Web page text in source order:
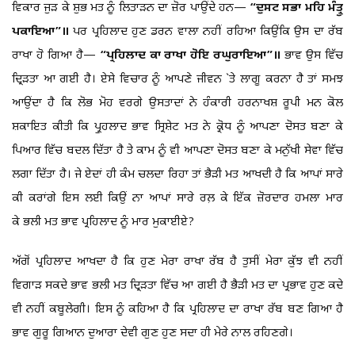
ਵਿਕਾਰ ਜੁੜ ਕੇ ਸ਼ੁਭ ਮਤ ਨੂੰ ਲਿਤਾੜਨ ਦਾ ਜ਼ੋਰ ਪਾਉਂਦੇ ਹਨ— “ਦੁਸਟ ਸਭਾ ਮਹਿ ਮੰਤ੍ਰੁ
ਪਕਾਇਆ”॥ਪਰ ਪ੍ਰਹਿਲਾਦ ਹੁਣ ਡਰਨ ਵਾਲਾ ਨਹੀਂ ਰਹਿਆ ਕਿਉਂਕਿ ਉਸ ਦਾ ਰੱਬ
ਰਾਖਾ ਹੋ ਗਿਆ ਹੈ— “ਪ੍ਰਹਿਲਾਦ ਕਾ ਰਾਖਾ ਹੋਇ ਰਘੁਰਾਇਆ”॥ ਭਾਵ ਉਸ ਵਿੱਚ
ਦ੍ਰਿੜਤਾ ਆ ਗਈ ਹੈ। ਏਸੇ ਵਿਚਾਰ ਨੂੰ ਆਪਣੇ ਜੀਵਨ `ਤੇ ਲਾਗੂ ਕਰਨਾ ਹੈ ਤਾਂ ਸਮਝ
ਆਉਂਦਾ ਹੈ ਕਿ ਲੋਭ ਮੋਹ ਵਰਗੇ ਉਸਤਾਦਾਂ ਨੇ ਹੰਕਾਰੀ ਹਰਨਾਖਸ਼ ਰੂਪੀ ਮਨ ਕੋਲ
ਸ਼ਕਾਇਤ ਕੀਤੀ ਕਿ ਪ੍ਰੁਹਲਾਦ ਭਾਵ ਸ੍ਰਿਸ਼ੇਟ ਮਤ ਨੇ ਕ੍ਰੋਧ ਨੂੰ ਆਪਣਾ ਦੋਸਤ ਬਣਾ ਕੇ
ਪਿਆਰ ਵਿੱਚ ਬਦਲ ਦਿੱਤਾ ਹੈ ਤੇ ਕਾਮ ਨੂੰ ਵੀ ਆਪਣਾ ਦੋਸਤ ਬਣਾ ਕੇ ਮਨੁੱਖੀ ਸੇਵਾ ਵਿੱਚ
ਲਗਾ ਦਿੱਤਾ ਹੈ। ਜੇ ਏਦਾਂ ਹੀ ਕੰਮ ਚਲਦਾ ਰਿਹਾ ਤਾਂ ਭੈੜੀ ਮਤ ਆਖਦੀ ਹੈ ਕਿ ਆਪਾਂ ਸਾਰੇ
ਕੀ ਕਰਾਂਗੇ ਇਸ ਲਈ ਕਿਉਂ ਨਾ ਆਪਾਂ ਸਾਰੇ ਰਲ਼ ਕੇ ਇੱਕ ਜ਼ੋਰਦਾਰ ਹਮਲਾ ਮਾਰ
ਕੇ ਭਲੀ ਮਤ ਭਾਵ ਪ੍ਰਹਿਲਾਦ ਨੂੰ ਮਾਰ ਮੁਕਾਈਏ?
ਅੱਗੋਂ ਪ੍ਰਹਿਲਾਦ ਆਖਦਾ ਹੈ ਕਿ ਹੁਣ ਮੇਰਾ ਰਾਖਾ ਰੱਬ ਹੈ ਤੁਸੀਂ ਮੇਰਾ ਕੁੱਝ ਵੀ ਨਹੀਂ
ਵਿਗਾੜ ਸਕਦੇ ਭਾਵ ਭਲੀ ਮਤ ਦ੍ਰਿੜਤਾ ਵਿੱਚ ਆ ਗਈ ਹੈ ਭੈੜੀ ਮਤ ਦਾ ਪ੍ਰਭਾਵ ਹੁਣ ਕਦੇ
ਵੀ ਨਹੀਂ ਕਬੂਲੇਗੀ। ਇਸ ਨੂੰ ਕਹਿਆ ਹੈ ਕਿ ਪ੍ਰਹਿਲਾਦ ਦਾ ਰਾਖਾ ਰੱਬ ਬਣ ਗਿਆ ਹੈ
ਭਾਵ ਗੁਰੂ ਗਿਆਨ ਦੁਆਰਾ ਦੇਵੀ ਗੁਣ ਹੁਣ ਸਦਾ ਹੀ ਮੇਰੇ ਨਾਲ ਰਹਿਣਗੇ।